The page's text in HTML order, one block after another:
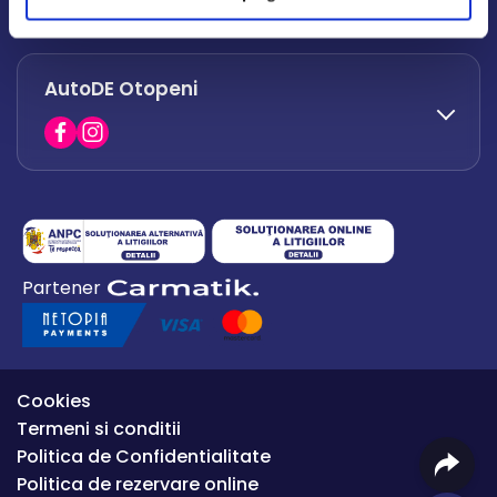
office.afumati@autode.ro
0730 063 852
0730 063 851
AutoDE Otopeni
0754 649 360
office.premium@autode.ro
Partener
Cookies
Termeni si conditii
Politica de Confidentialitate
Politica de rezervare online